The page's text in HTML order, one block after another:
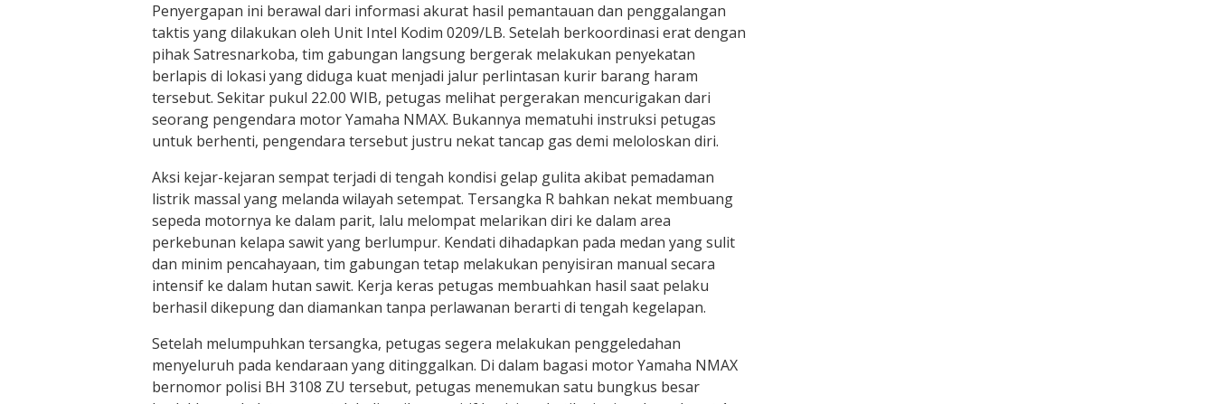
Penyergapan ini berawal dari informasi akurat hasil pemantauan dan penggalangan
taktis yang dilakukan oleh Unit Intel Kodim 0209/LB. Setelah berkoordinasi erat dengan
pihak Satresnarkoba, tim gabungan langsung bergerak melakukan penyekatan
berlapis di lokasi yang diduga kuat menjadi jalur perlintasan kurir barang haram
tersebut. Sekitar pukul 22.00 WIB, petugas melihat pergerakan mencurigakan dari
seorang pengendara motor Yamaha NMAX. Bukannya mematuhi instruksi petugas
untuk berhenti, pengendara tersebut justru nekat tancap gas demi meloloskan diri.
Aksi kejar-kejaran sempat terjadi di tengah kondisi gelap gulita akibat pemadaman
listrik massal yang melanda wilayah setempat. Tersangka R bahkan nekat membuang
sepeda motornya ke dalam parit, lalu melompat melarikan diri ke dalam area
perkebunan kelapa sawit yang berlumpur. Kendati dihadapkan pada medan yang sulit
dan minim pencahayaan, tim gabungan tetap melakukan penyisiran manual secara
intensif ke dalam hutan sawit. Kerja keras petugas membuahkan hasil saat pelaku
berhasil dikepung dan diamankan tanpa perlawanan berarti di tengah kegelapan.
Setelah melumpuhkan tersangka, petugas segera melakukan penggeledahan
menyeluruh pada kendaraan yang ditinggalkan. Di dalam bagasi motor Yamaha NMAX
bernomor polisi BH 3108 ZU tersebut, petugas menemukan satu bungkus besar